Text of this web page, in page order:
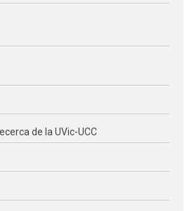
de la UVic-UCC